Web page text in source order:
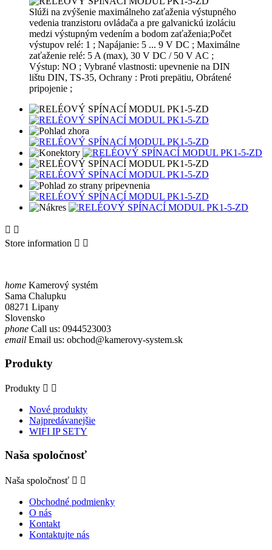
Slúži na zvýšenie maximálneho zaťaženia výstupného
vedenia tranzistoru ovládača a pre galvanickú izoláciu
medzi výstupným vedením a bodom zaťaženia;Počet
výstupov relé: 1 ; Napájanie: 5 ... 9 V DC ; Maximálne
zaťaženie relé: 5 A (max), 30 V DC / 50 V AC ;
Výstup: NO ; Vybrané vlastnosti: upevnenie na DIN
lištu DIN, TS-35, Ochrany : Proti prepätiu, Obrátené
pripojenie ;
 
Store information  
home Kamerový systém
Sama Chalupku
08271 Lipany
Slovensko
phone Call us: 0944523003
email Email us: obchod@kamerovy-system.sk
Produkty
Produkty  
Nové produkty
Najpredávanejšie
WIFI IP SETY
Naša spoločnosť
Naša spoločnosť  
Obchodné podmienky
O nás
Kontakt
Kontaktujte nás